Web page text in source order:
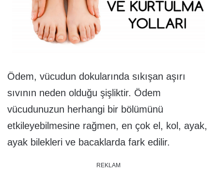
Ödem, vücudun dokularında sıkışan aşırı
sıvının neden olduğu şişliktir. Ödem
vücudunuzun herhangi bir bölümünü
etkileyebilmesine rağmen, en çok el, kol, ayak,
ayak bilekleri ve bacaklarda fark edilir.
REKLAM